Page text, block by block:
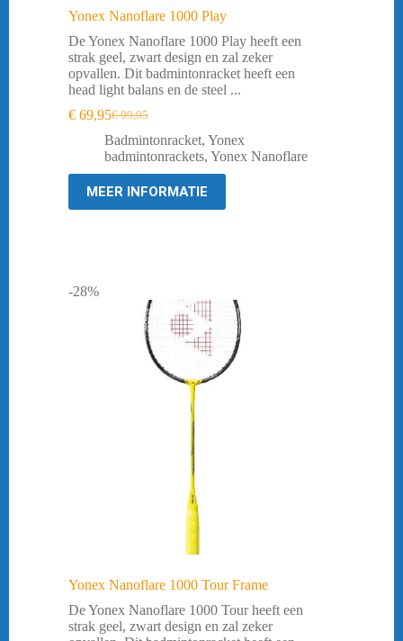
Yonex Nanoflare 1000 Play
De Yonex Nanoflare 1000 Play heeft een
strak geel, zwart design en zal zeker
opvallen. Dit badmintonracket heeft een
head light balans en de steel ...
€99,95
Oorspronkelijke
prijs
was:
€ 99,95.
€ 69,95Huidige
prijs
is:
€ 69,95.
Badmintonracket, Yonex
badmintonrackets, Yonex Nanoflare
MEER INFORMATIE
-28%
Yonex Nanoflare 1000 Tour Frame
De Yonex Nanoflare 1000 Tour heeft een
strak geel, zwart design en zal zeker